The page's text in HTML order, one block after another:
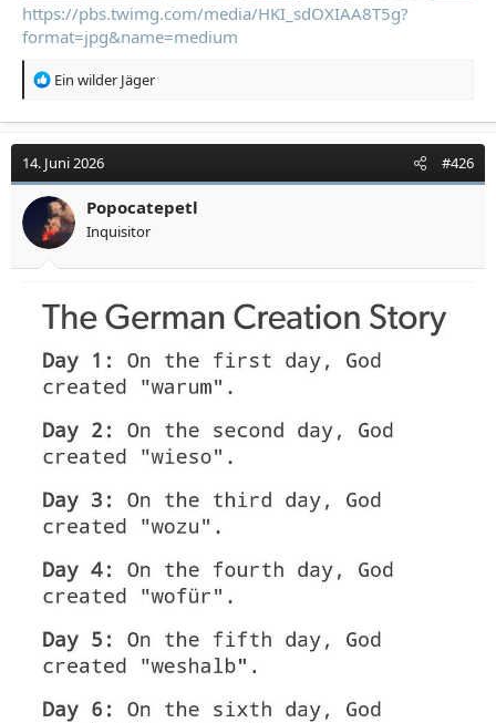
https://pbs.twimg.com/media/HKI_sdOXIAA8T5g?
format=jpg&name=medium
R
a
t
i
o
n
e
Ein wilder Jäger
14. Juni 2026 #426
Popocatepetl
Inquisitor